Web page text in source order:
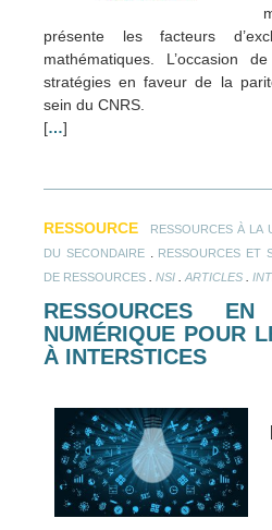
présente les facteurs
mathématiques. L’occasion
stratégies en faveur de la
sein du CNRS.
[…]
RESSOURCE RESSOURCES À LA
DU SECONDAIRE. RESSOURCES ET
DE RESSOURCES
NSI ARTICLES
RESSOURCES
NUMÉRIQUE POUR
À INTERSTICES